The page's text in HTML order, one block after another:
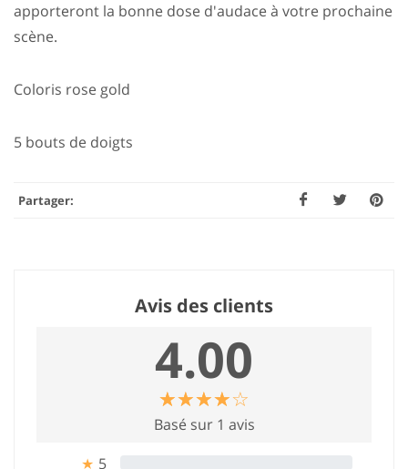
apporteront la bonne dose d'audace à votre prochaine
scène.
Coloris rose gold
5 bouts de doigts
Partager:
Avis des clients
4.00
☆☆☆☆☆
★★★★★
Basé sur 1 avis
★ 5